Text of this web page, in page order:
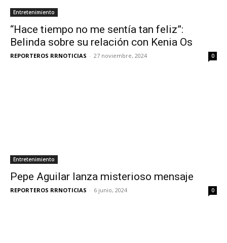
Entretenimiento
“Hace tiempo no me sentía tan feliz”:
Belinda sobre su relación con Kenia Os
REPORTEROS RRNOTICIAS - 27 noviembre, 2024 0
Entretenimiento
Pepe Aguilar lanza misterioso mensaje
REPORTEROS RRNOTICIAS - 6 junio, 2024 0